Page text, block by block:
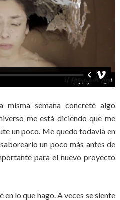
semana concreté algo
me está diciendo que me
un poco. Me quedo todavía en
un poco más antes de
para el nuevo proyecto
en lo que hago. A veces se siente